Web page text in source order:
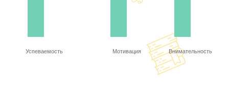
Успеваемость Мотивация Внимательность